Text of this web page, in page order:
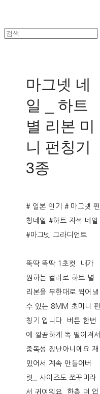
마그넷 네
일 _ 하트
별 리본 미
니 펀칭기
3종
# 일본 인기 # 마그넷 펀
칭네일 #하트 자석 네일
#마그넷 그라디언트
뚝딱 뚝딱 1초컷. 내가
원하는 컬러로 하트 별
리본을 무한대로 찍어낼
수 있는 8MM 초미니 펀
칭기 입니다. 버튼 한번
에 깔끔하게 똑 떨어져서
중독성 장난아니에요 재
밌어서 계속 만들어버
렷,, 사이즈도 쪼꾸미라
서 귀여워요. 한층 더 업